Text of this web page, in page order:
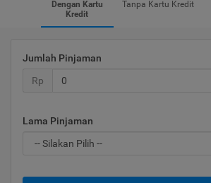
Dengan Kartu
Kredit
Tanpa Kartu Kredit
Jumlah Pinjaman
Rp
Lama Pinjaman